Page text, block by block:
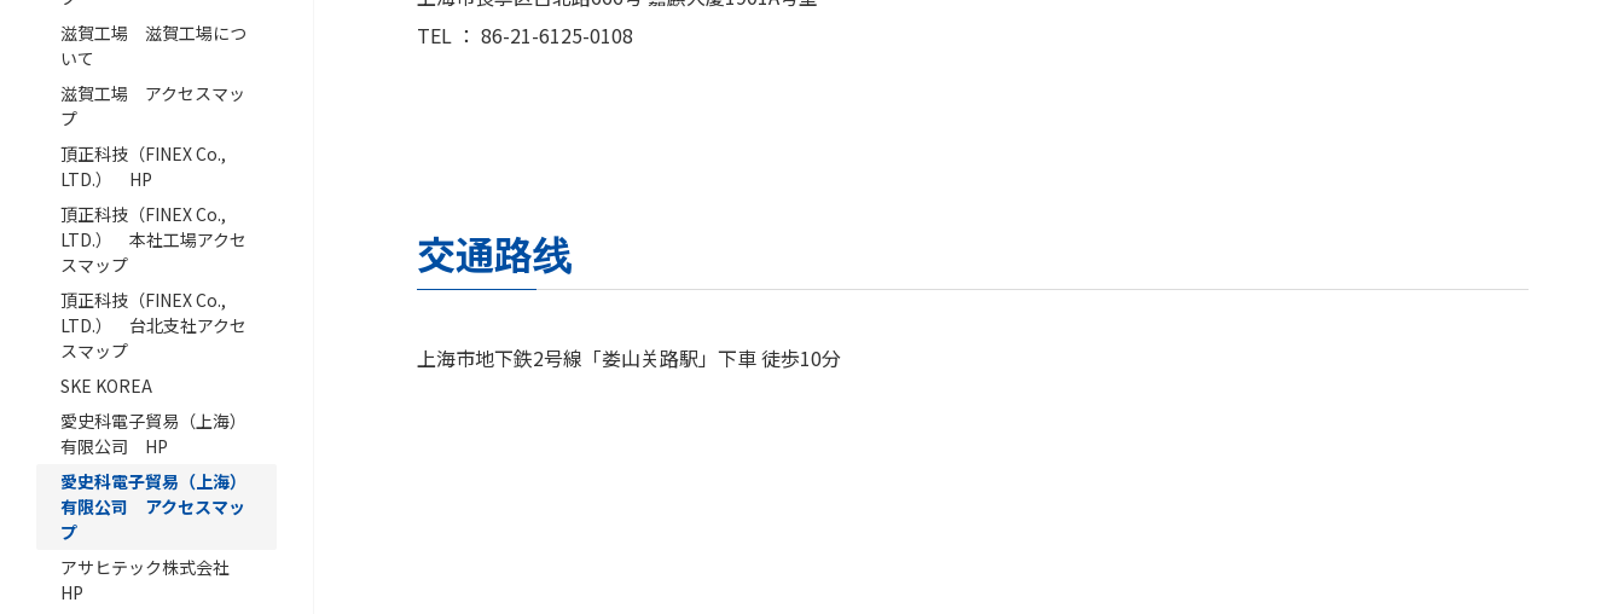
滋賀工場 滋賀工場につ
いて
滋賀工場 アクセスマッ
プ
頂正科技（FINEX Co.,
LTD.） HP
頂正科技（FINEX Co.,
LTD.） 本社工場アクセ
スマップ
頂正科技（FINEX Co.,
LTD.） 台北支社アクセ
スマップ
SKE KOREA
愛史科電子貿易（上海）
有限公司 HP
愛史科電子貿易（上海）
有限公司 アクセスマッ
プ
アサヒテック株式会社
HP
TEL ： 86-21-6125-0108
交通路线
上海市地下鉄2号線「娄山关路駅」下車 徒歩10分